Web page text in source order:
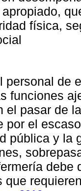
física,
personal de
funciones
el pasar de
por el
pública y la
debe
que